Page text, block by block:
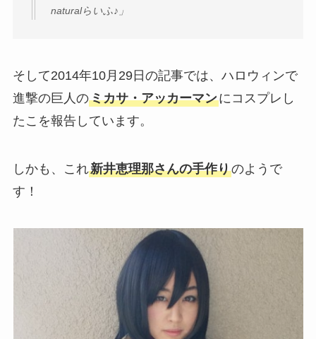
naturalらいふ♪」
そして2014年10月29日の記事では、ハロウィンで
進撃の巨人のミカサ・アッカーマンにコスプレし
たこを報告しています。
しかも、これ新井恵理那さんの手作りのようで
す！